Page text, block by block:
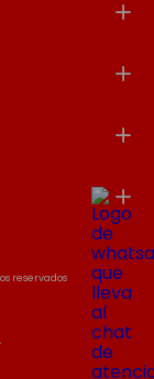
reservados